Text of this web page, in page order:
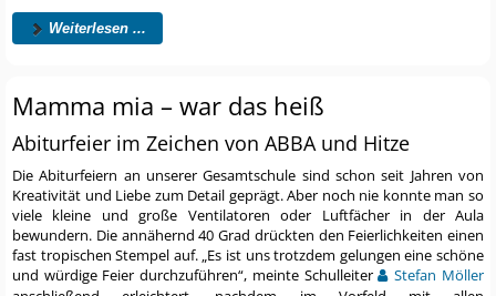
Weiterlesen ...
Mamma mia – war das heiß
Abiturfeier im Zeichen von ABBA und Hitze
Die Abiturfeiern an unserer Gesamtschule sind schon seit Jahren von
Kreativität und Liebe zum Detail geprägt. Aber noch nie konnte man so
viele kleine und große Ventilatoren oder Luftfächer in der Aula
bewundern. Die annähernd 40 Grad drückten den Feierlichkeiten einen
fast tropischen Stempel auf. „Es ist uns trotzdem gelungen eine schöne
und würdige Feier durchzuführen“, meinte Schulleiter
Stefan Möller